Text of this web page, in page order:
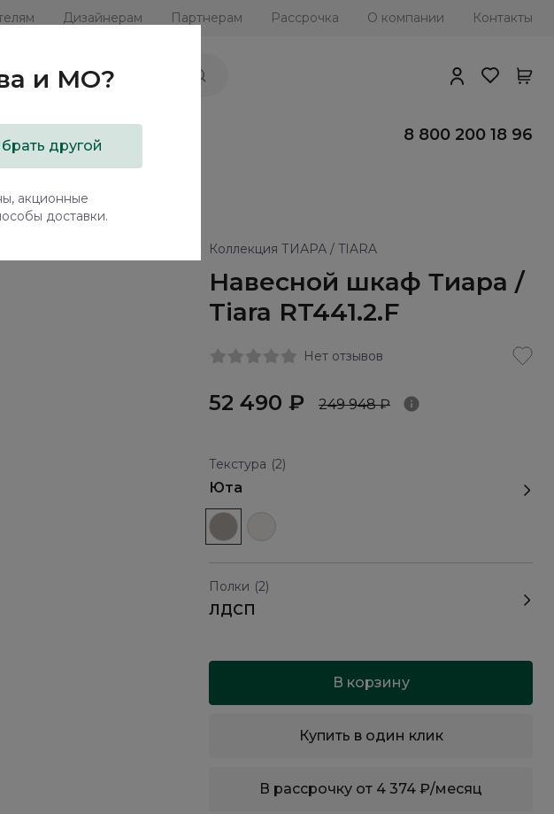
Дизайнерам Партнерам Рассрочка О компании Контакты
8 800 200 18 96
Коллекция ТИАРА / TIARA
Навесной шкаф Тиара /
Tiara RT441.2.F
Нет отзывов
52 490 ₽ 249 948 ₽
Текстура (2)
Юта
Полки (2)
ЛДСП
В корзину
Купить в один клик
В рассрочку от 4 374 ₽/месяц
и МО?
другой
акционные
доставки.